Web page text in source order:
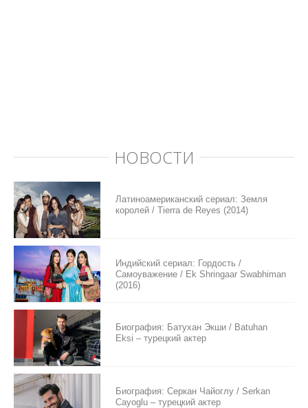
НОВОСТИ
Латиноамериканский сериал: Земля
королей / Tierra de Reyes (2014)
Индийский сериал: Гордость /
Самоуважение / Ek Shringaar Swabhiman
(2016)
Биография: Батухан Экши / Batuhan
Eksi – турецкий актер
Биография: Серкан Чайоглу / Serkan
Cayoglu – турецкий актер